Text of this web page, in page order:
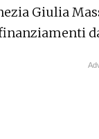
Giulia